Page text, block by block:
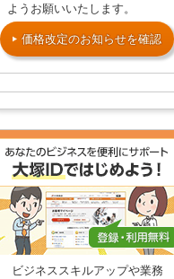
ようお願いいたします。
価格改定のお知らせを確認
ビジネススキルアップや業務